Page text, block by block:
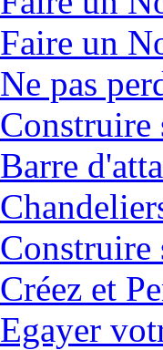
Faire un
Ne pas
Construire
Barre
Construire
Créez et
Egayer